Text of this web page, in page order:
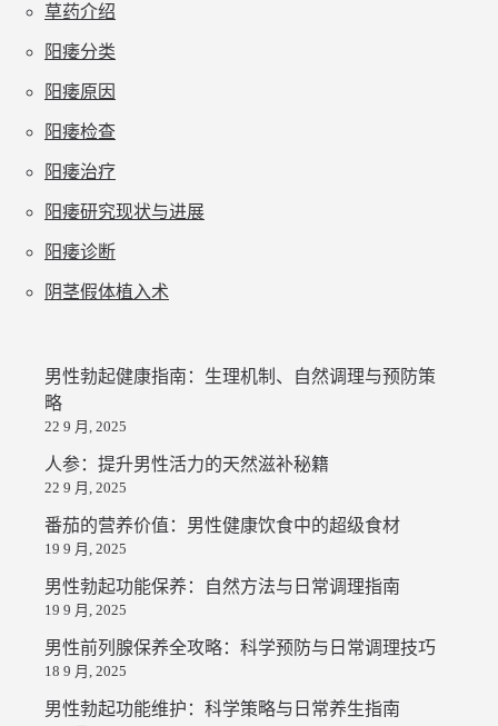
草药介绍
阳痿分类
阳痿原因
阳痿检查
阳痿治疗
阳痿研究现状与进展
阳痿诊断
阴茎假体植入术
男性勃起健康指南：生理机制、自然调理与预防策
略
22 9 月, 2025
人参：提升男性活力的天然滋补秘籍
22 9 月, 2025
番茄的营养价值：男性健康饮食中的超级食材
19 9 月, 2025
男性勃起功能保养：自然方法与日常调理指南
19 9 月, 2025
男性前列腺保养全攻略：科学预防与日常调理技巧
18 9 月, 2025
男性勃起功能维护：科学策略与日常养生指南